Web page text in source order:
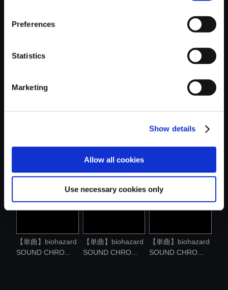
Preferences
Statistics
Marketing
Show details
Allow all cookies
Use necessary cookies only
おすすめ商品
【単曲】biohazard
SOUND CHRO...
【単曲】biohazard
SOUND CHRO...
【単曲】biohazard
SOUND CHRO...